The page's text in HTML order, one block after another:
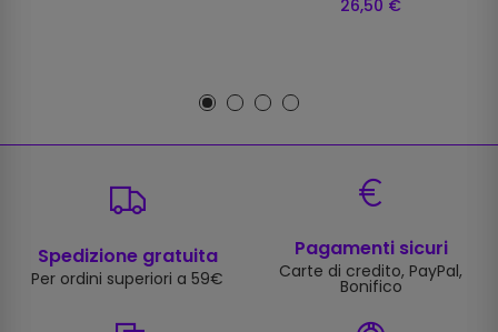
26,50 €
Spedizione gratuita
Per ordini superiori a 59€
Pagamenti sicuri
Carte di credito, PayPal,
Bonifico